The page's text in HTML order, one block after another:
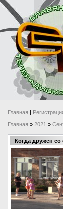
Главная |
Главная » 2021 »
Когда дружен со